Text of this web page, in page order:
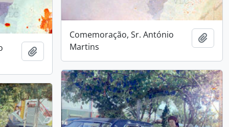
Comemoração, Sr. António
Martins
Add
Add to clipboard